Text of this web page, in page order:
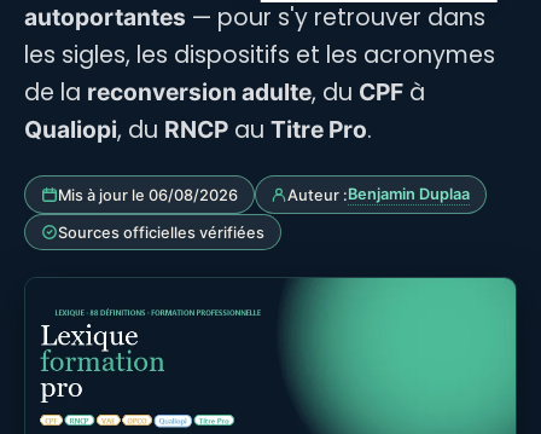
autoportantes — pour s'y retrouver dans
les sigles, les dispositifs et les acronymes
de la reconversion adulte, du CPF à
Qualiopi, du RNCP au Titre Pro.
Mis à jour le 06/08/2026 Auteur :Benjamin Duplaa
Sources officielles vérifiées